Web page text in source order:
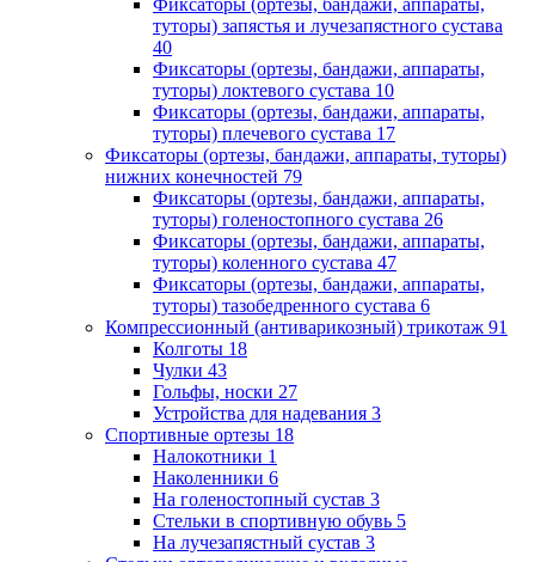
туторы) запястья и лучезапястного сустава
40
Фиксаторы (ортезы, бандажи, аппараты,
туторы) локтевого сустава 10
Фиксаторы (ортезы, бандажи, аппараты,
туторы) плечевого сустава 17
Фиксаторы (ортезы, бандажи, аппараты, туторы)
нижних конечностей 79
Фиксаторы (ортезы, бандажи, аппараты,
туторы) голеностопного сустава 26
Фиксаторы (ортезы, бандажи, аппараты,
туторы) коленного сустава 47
Фиксаторы (ортезы, бандажи, аппараты,
туторы) тазобедренного сустава 6
Компрессионный (антиварикозный) трикотаж 91
Колготы 18
Чулки 43
Гольфы, носки 27
Устройства для надевания 3
Спортивные ортезы 18
Налокотники 1
Наколенники 6
На голеностопный сустав 3
Стельки в спортивную обувь 5
На лучезапястный сустав 3